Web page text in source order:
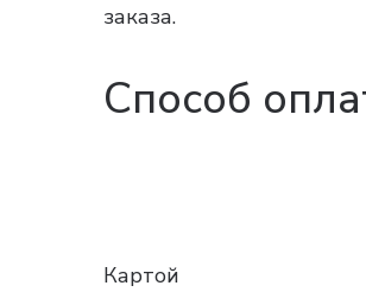
заказа.
Способ
Картой